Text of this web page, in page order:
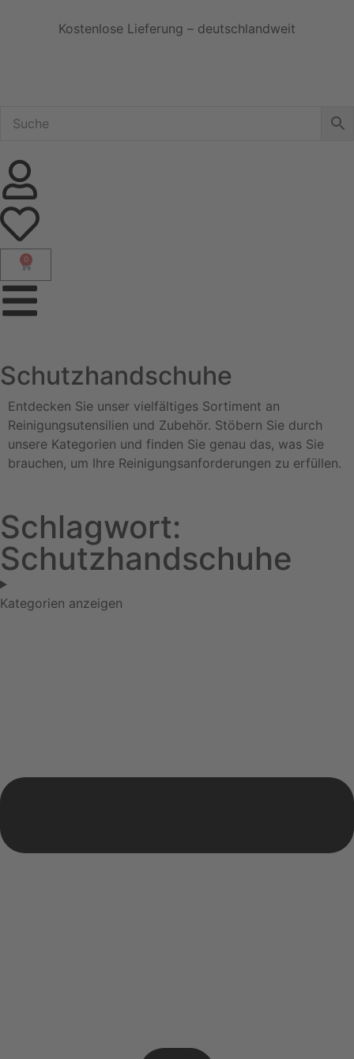
Kostenlose Lieferung – deutschlandweit
0
Schutzhandschuhe
Entdecken Sie unser vielfältiges Sortiment an
Reinigungsutensilien und Zubehör. Stöbern Sie durch
unsere Kategorien und finden Sie genau das, was Sie
brauchen, um Ihre Reinigungsanforderungen zu erfüllen.
Schlagwort:
Schutzhandschuhe
Kategorien anzeigen